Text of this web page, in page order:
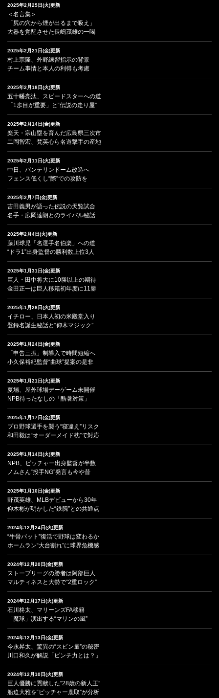
2025年2月25日(火)更新
＜名言集＞
「尻の穴から煙が出るまで吸え」
大器を覚醒させた長嶋茂雄の一喝
2025年2月21日(金)更新
村上宗隆、外野練習指示の背景
チーム事情と本人の利得も考慮
2025年2月18日(火)更新
五十幡亮汰、スピードスターへの道
「1歩目が重要」と“伝説の走り屋”
2025年2月14日(金)更新
楽天・宗山塁を育んだ広島県三次市
二岡智宏、梵英心ら名遊撃手の産地
2025年2月11日(火)更新
中日、バンテリンドーム改造へ
フェンス低くし“際”での攻防を
2025年2月7日(金)更新
吉田義男が語った伝説の天覧試合
名手・広岡達朗とのライバル秘話
2025年2月4日(火)更新
藤川球児「名選手名伯楽」への道
“ドラ1”出身監督の勝利数上位3人
2025年1月31日(金)更新
巨人・田中将大に10勝以上の期待
金田正一は巨人移籍初年度に11勝
2025年1月28日(火)更新
イチロー、日本人初の米殿堂入り
登録名誕生秘話と“仰木マジック”
2025年1月24日(金)更新
「申告三振」制導入で時間短縮へ
小久保裕紀監督“曲球”提案の是非
2025年1月21日(火)更新
夏場、屋外球場デーゲーム未開催
NPB待ったなしの「酷暑対策」
2025年1月17日(金)更新
プロ野球選手を襲う“寝違え”リスク
和田毅は“オーダーメイド枕”で対応
2025年1月14日(火)更新
NPB、ピッチャー出身監督が半数
ノムさん“投手NG”発言も今や昔
2025年1月10日(金)更新
野茂英雄、MLBデビューから30年
仰木彬が明かした“鉄腕”との共通点
2024年12月24日(火)更新
“牛骨バット”復活で野球は変わるか
ホームラン“大台割れ”に球界危機感
2024年12月20日(金)更新
ストーブリーグの勝者は阿部巨人
マルティネスと大勢で“2重ロック”
2024年12月17日(火)更新
石川柊太、マリーンズFA移籍
「魔球」演出する“マリンの風”
2024年12月13日(金)更新
今永昇太、驚異の“スピン量”の秘密
川口和久が解説「ピンチ力とは？」
2024年12月10日(火)更新
巨人優勝に貢献した“28歳の新人王”
船迫大雅を“ピッチャー鹿取”が分析